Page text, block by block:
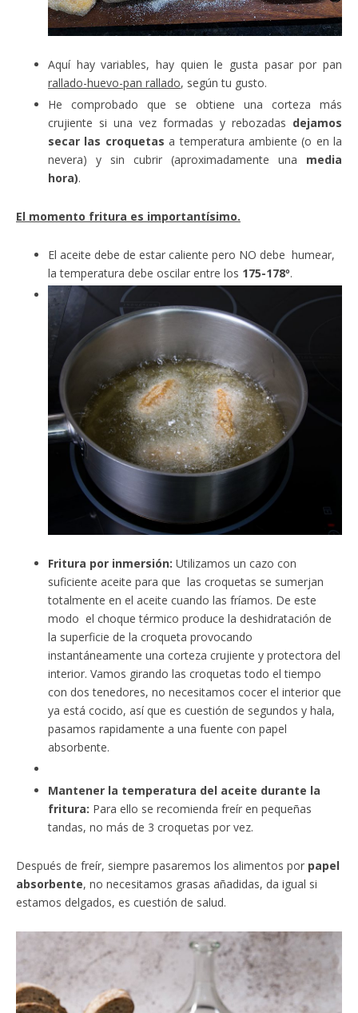
Aquí hay variables, hay quien le gusta pasar por pan
rallado-huevo-pan rallado, según tu gusto.
He comprobado que se obtiene una corteza más
crujiente si una vez formadas y rebozadas dejamos
secar las croquetas a temperatura ambiente (o en la
nevera) y sin cubrir (aproximadamente una media
hora).
El momento fritura es importantísimo.
El aceite debe de estar caliente pero NO debe humear,
la temperatura debe oscilar entre los 175-178º.
Fritura por inmersión: Utilizamos un cazo con
suficiente aceite para que las croquetas se sumerjan
totalmente en el aceite cuando las fríamos. De este
modo el choque térmico produce la deshidratación de
la superficie de la croqueta provocando
instantáneamente una corteza crujiente y protectora del
interior. Vamos girando las croquetas todo el tiempo
con dos tenedores, no necesitamos cocer el interior que
ya está cocido, así que es cuestión de segundos y hala,
pasamos rapidamente a una fuente con papel
absorbente.
Mantener la temperatura del aceite durante la
fritura: Para ello se recomienda freír en pequeñas
tandas, no más de 3 croquetas por vez.
Después de freír, siempre pasaremos los alimentos por papel
absorbente, no necesitamos grasas añadidas, da igual si
estamos delgados, es cuestión de salud.